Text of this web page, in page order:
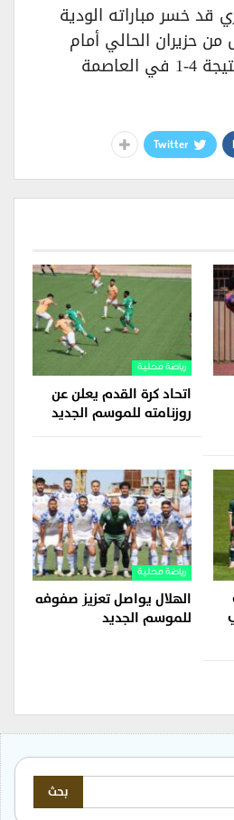
قد خسر مباراته الودية
حزيران الحالي أمام
نظيره البيلاروسي بنتيجة 4-1 في العاصمة
Twitter
رياضة محلية
اتحاد كرة القدم يعلن عن
روزنامته للموسم الجديد
رياضة محلية
الهلال يواصل تعزيز صفوفه
للموسم الجديد